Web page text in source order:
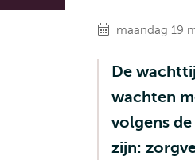
maandag 19
De
wachten
volgens
zijn: